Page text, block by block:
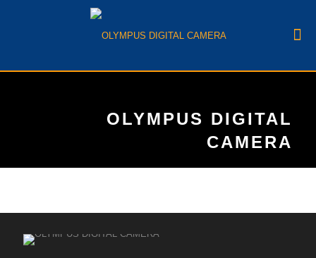
OLYMPUS DIGITAL
CAMERA